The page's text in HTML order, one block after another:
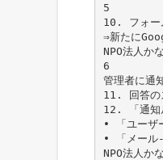
5
10. フォー
⇒新たに
NPO法人か
6
管理者に通
11. 回答の
12. 「通知
• 「ユーザ
• 「メール
NPO法人か